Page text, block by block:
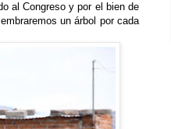
al Congreso y por el bien de
un árbol por cada